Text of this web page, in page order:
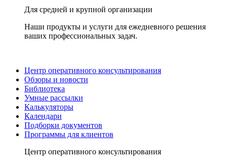
Для средней и крупной организации
Наши продукты и услуги для ежедневного решения
ваших профессиональных задач.
Центр оперативного консультирования
Обзоры и новости
Библиотека
Умные рассылки
Калькуляторы
Календари
Подборки документов
Программы для клиентов
Центр оперативного консультирования